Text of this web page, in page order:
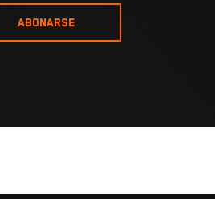
ABONARSE